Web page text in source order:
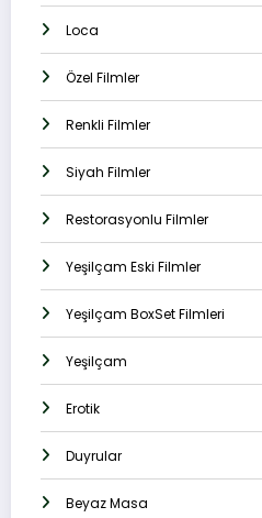
Loca
Özel Filmler
Renkli Filmler
Siyah Filmler
Restorasyonlu Filmler
Yeşilçam Eski Filmler
Yeşilçam BoxSet Filmleri
Yeşilçam
Erotik
Duyrular
Beyaz Masa